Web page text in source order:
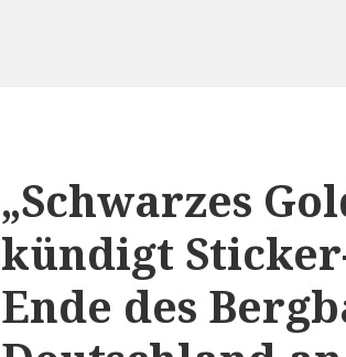
„Schwarzes
kündigt
Ende des